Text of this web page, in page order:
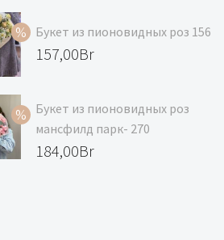
119,00Br.
99,00Br.
Букет из пионовидных роз 156
Первоначальная
составляла
168,00Br.
157,00Br
цена:
157,00Br.
Букет из пионовидных роз
мансфилд парк- 270
Первоначальная
184,00Br